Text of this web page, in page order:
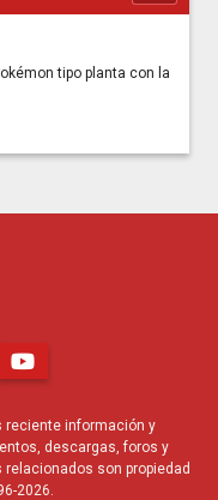
tipo planta con la
reciente información y
descargas, foros y
son propiedad
2026.